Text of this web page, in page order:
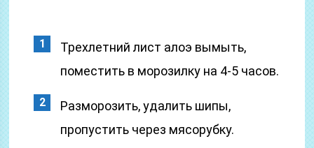
Трехлетний лист алоэ вымыть,
поместить в морозилку на 4-5 часов.
Разморозить, удалить шипы,
пропустить через мясорубку.